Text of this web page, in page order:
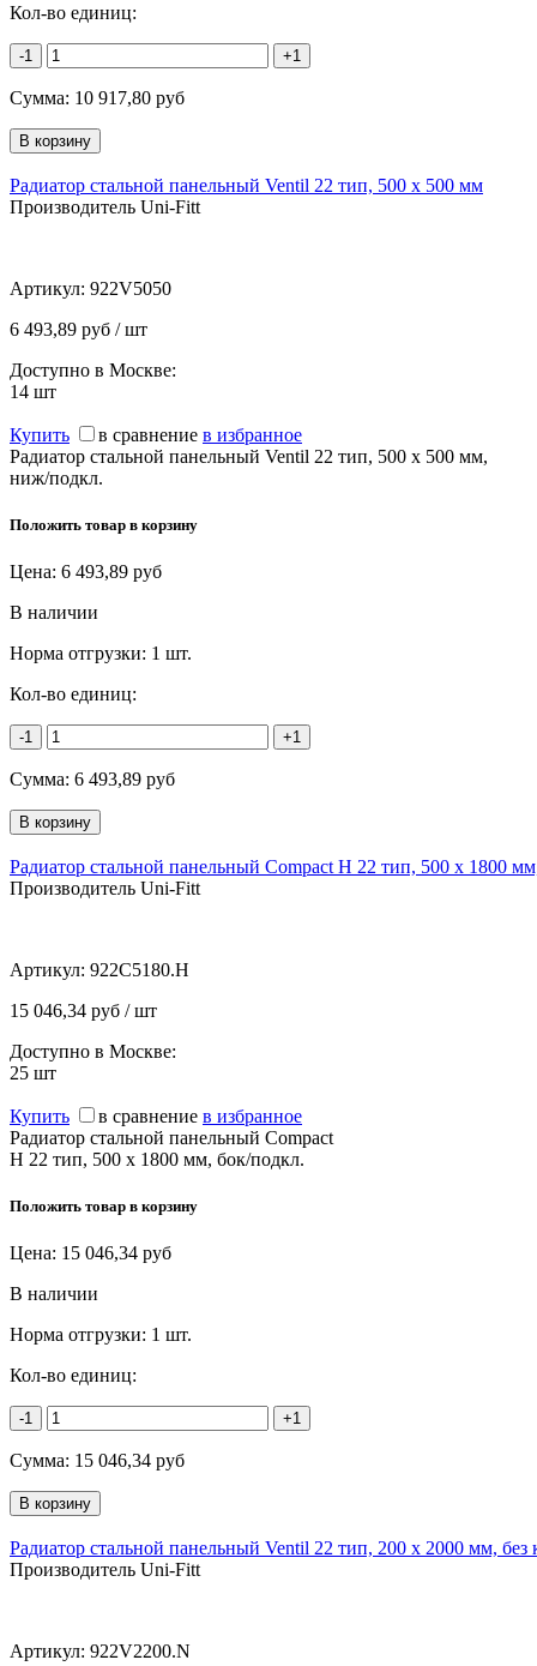
Кол-во единиц:
-1 +1
Сумма: 10 917,80 руб
Радиатор стальной панельный Ventil 22 тип, 500 х 500 мм
Производитель Uni-Fitt
Артикул: 922V5050
6 493,89 руб / шт
Доступно в Москве:
14 шт
Купить в сравнение в избранное
Радиатор стальной панельный Ventil 22 тип, 500 х 500 мм,
ниж/подкл.
Положить товар в корзину
Цена: 6 493,89 руб
В наличии
Норма отгрузки: 1 шт.
Кол-во единиц:
-1 +1
Сумма: 6 493,89 руб
Радиатор стальной панельный Compact H 22 тип, 500 х 1800
Производитель Uni-Fitt
Артикул: 922C5180.H
15 046,34 руб / шт
Доступно в Москве:
25 шт
Купить в сравнение в избранное
Радиатор стальной панельный Compact
H 22 тип, 500 х 1800 мм, бок/подкл.
Положить товар в корзину
Цена: 15 046,34 руб
В наличии
Норма отгрузки: 1 шт.
Кол-во единиц:
-1 +1
Сумма: 15 046,34 руб
Радиатор стальной панельный Ventil 22 тип, 200 х 2000 мм,
Производитель Uni-Fitt
Артикул: 922V2200.N